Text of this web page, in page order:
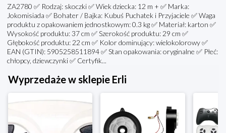
ZA2780 ✅ Rodzaj: skoczki ✅ Wiek dziecka: 12 m + ✅ Marka:
Jokomisiada ✅ Bohater / Bajka: Kubuś Puchatek i Przyjaciele ✅ Waga
produktu z opakowaniem jednostkowym: 0.3 kg ✅ Materiał: karton ✅
Wysokość produktu: 37 cm ✅ Szerokość produktu: 29 cm ✅
Głębokość produktu: 22 cm ✅ Kolor dominujący: wielokolorowy ✅
EAN (GTIN): 5905258511894 ✅ Stan opakowania: oryginalne ✅ Płeć:
chłopcy, dziewczynki ✅ Certyfik...
Wyprzedaże w sklepie Erli